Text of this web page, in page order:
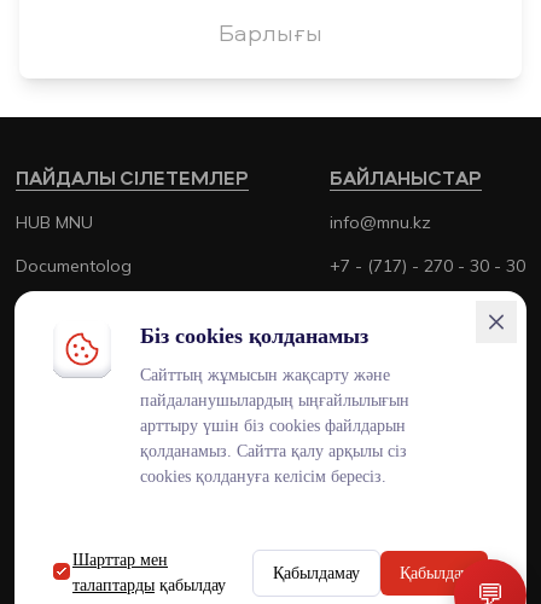
Барлығы
ENG KAZ
БАЙЛАНЫСТАР
info@mnu.kz
+7 - (717) - 270 - 30 - 30
+7 - (700) - 170 - 30 - 30
ПАЙДАЛЫ СІЛЕТЕМЛЕР
HUB MNU
Documentolog
Canvas
Platonus
Біз cookies қолданамыз
Сайттың жұмысын жақсарту және
пайдаланушылардың ыңғайлылығын
арттыру үшін біз cookies файлдарын
қолданамыз. Сайтта қалу арқылы сіз
cookies қолдануға келісім бересіз.
Шарттар мен
талаптарды қабылдау
Қабылдамау Қабылдау
💬